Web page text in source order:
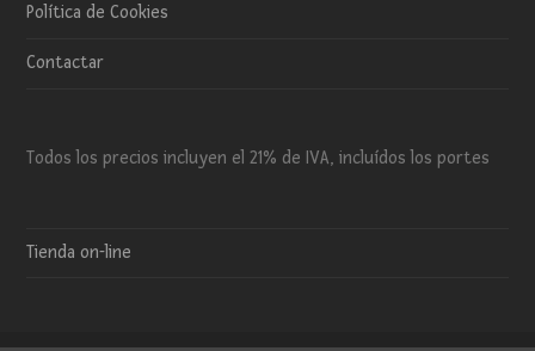
Política de Cookies
Contactar
Todos los precios incluyen el 21% de IVA, incluídos los portes
Tienda on-line